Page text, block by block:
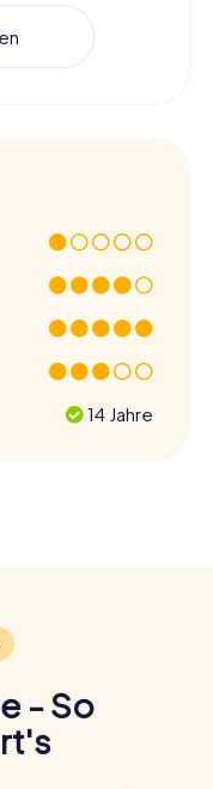
14 Jahre
- So